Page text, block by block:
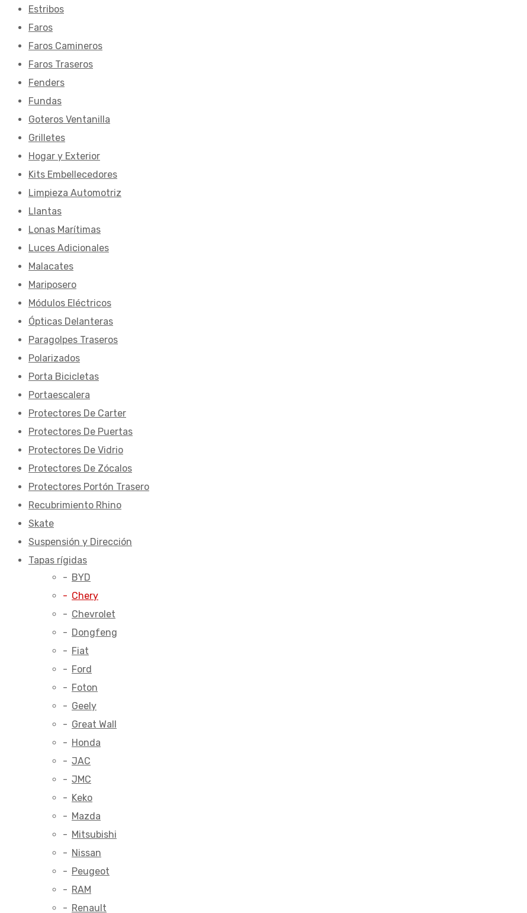
Estribos
Faros
Faros Camineros
Faros Traseros
Fenders
Fundas
Goteros Ventanilla
Grilletes
Hogar y Exterior
Kits Embellecedores
Limpieza Automotriz
Llantas
Lonas Marítimas
Luces Adicionales
Malacates
Mariposero
Módulos Eléctricos
Ópticas Delanteras
Paragolpes Traseros
Polarizados
Porta Bicicletas
Portaescalera
Protectores De Carter
Protectores De Puertas
Protectores De Vidrio
Protectores De Zócalos
Protectores Portón Trasero
Recubrimiento Rhino
Skate
Suspensión y Dirección
Tapas rígidas
BYD
Chery
Chevrolet
Dongfeng
Fiat
Ford
Foton
Geely
Great Wall
Honda
JAC
JMC
Keko
Mazda
Mitsubishi
Nissan
Peugeot
RAM
Renault